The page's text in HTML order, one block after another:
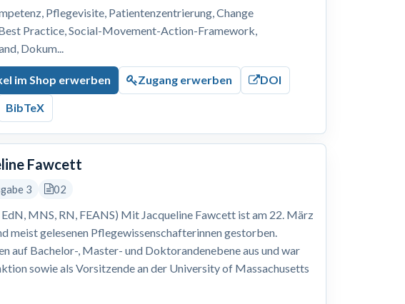
Pflegevisite, Patientenzentrierung, Change
Practice, Social-Movement-Action-Framework,
Dokum...
im Shop erwerben Zugang erwerben DOI
BibTeX
Fawcett
3 02
MNS, RN, FEANS) Mit Jacqueline Fawcett ist am 22. März
meist gelesenen Pflegewissenschafterinnen gestorben.
auf Bachelor-, Master- und Doktorandenebene aus und war
sowie als Vorsitzende an der University of Massachusetts